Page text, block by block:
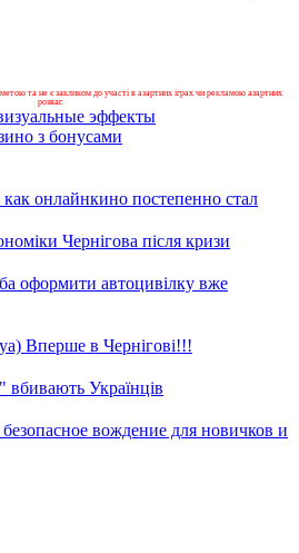
та не є закликом до участі в азартних іграх чи рекламою азартних
розваг.
з бонусами
онлайнкино постепенно стал
Чернігова після кризи
оформити автоцивілку вже
Вперше в Чернігові!!!
Українців
вождение для новичков и